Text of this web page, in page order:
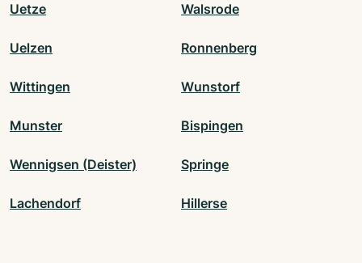
Uetze Walsrode
Uelzen Ronnenberg
Wittingen Wunstorf
Munster Bispingen
Wennigsen (Deister) Springe
Lachendorf Hillerse